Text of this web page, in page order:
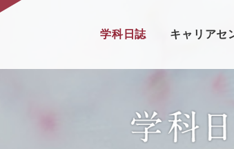
学科日誌 キャリアセ